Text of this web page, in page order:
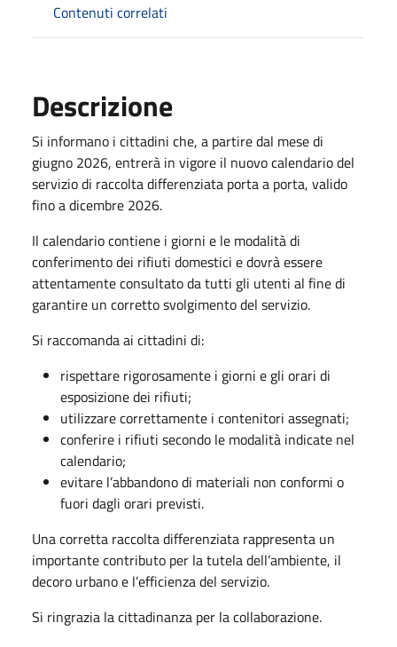
Contenuti correlati
Descrizione
Si informano i cittadini che, a partire dal mese di
giugno 2026, entrerà in vigore il nuovo calendario del
servizio di raccolta differenziata porta a porta, valido
fino a dicembre 2026.
Il calendario contiene i giorni e le modalità di
conferimento dei rifiuti domestici e dovrà essere
attentamente consultato da tutti gli utenti al fine di
garantire un corretto svolgimento del servizio.
Si raccomanda ai cittadini di:
rispettare rigorosamente i giorni e gli orari di
esposizione dei rifiuti;
utilizzare correttamente i contenitori assegnati;
conferire i rifiuti secondo le modalità indicate nel
calendario;
evitare l’abbandono di materiali non conformi o
fuori dagli orari previsti.
Una corretta raccolta differenziata rappresenta un
importante contributo per la tutela dell’ambiente, il
decoro urbano e l’efficienza del servizio.
Si ringrazia la cittadinanza per la collaborazione.